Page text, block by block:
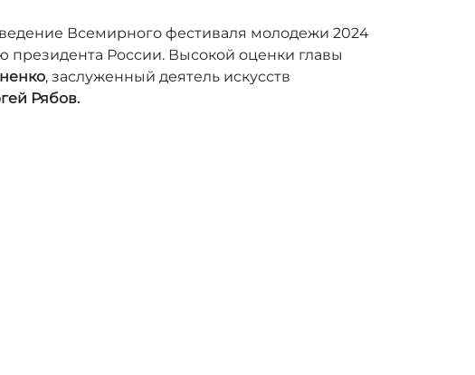
Всемирного фестиваля молодежи 2024
России. Высокой оценки главы
, заслуженный деятель искусств
Рябов.